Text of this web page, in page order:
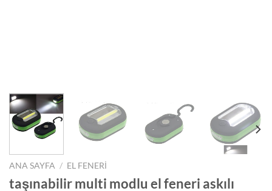
ANA SAYFA / EL FENERI
taşınabilir multi modlu el feneri askılı